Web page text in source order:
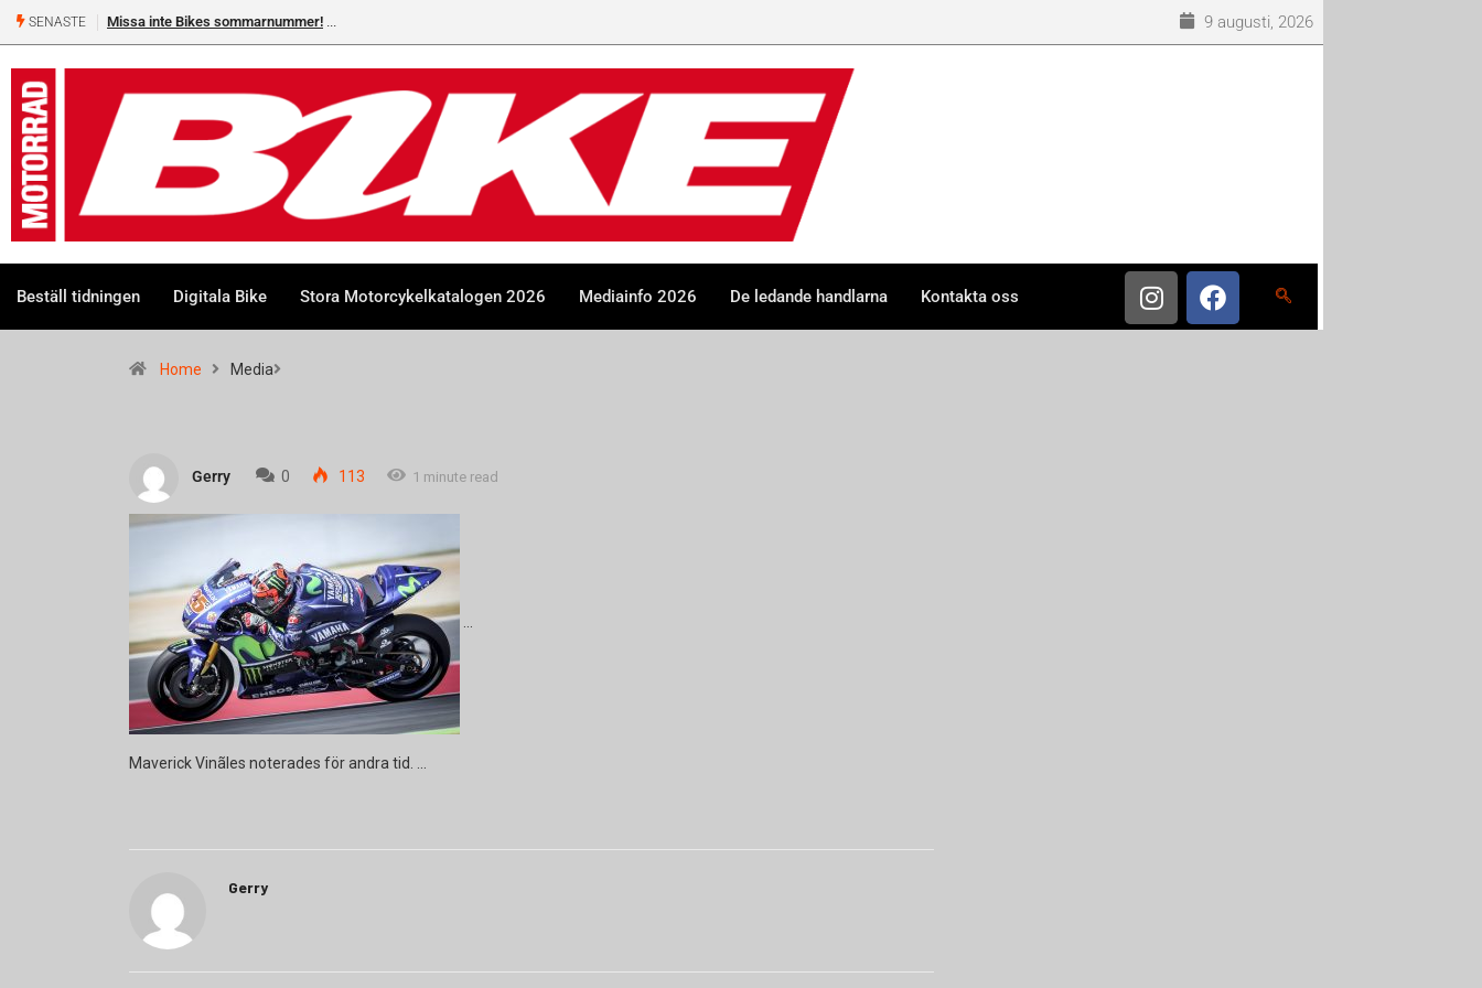
SENASTE Missa inte Bikes sommarnummer! 9 augusti, 2026
Beställ tidningen Digitala Bike Stora Motorcykelkatalogen 2026 Mediainfo 2026 De ledande handlarna Kontakta oss
Home Media
Gerry 0 113 1 minute read
Maverick Vinãles noterades för andra tid.
Gerry